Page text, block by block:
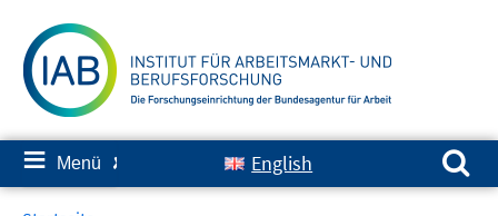
zum
Inhalt
≡ Menü ✘ English
Suchen nach: